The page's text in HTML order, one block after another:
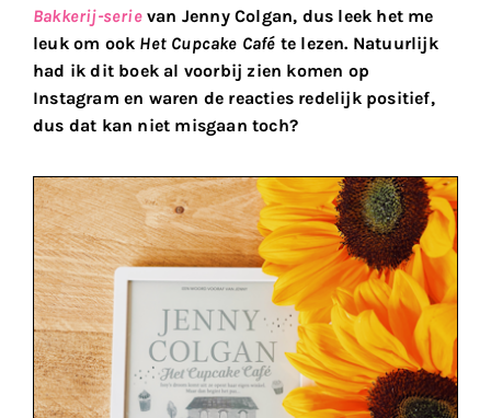
Bakkerij-serievan Jenny Colgan, dus leek het me
leuk om ook Het Cupcake Café te lezen. Natuurlijk
had ik dit boek al voorbij zien komen op
Instagram en waren de reacties redelijk positief,
dus dat kan niet misgaan toch?